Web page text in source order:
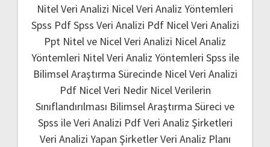
Nitel Veri Analizi Nicel Veri Analiz Yöntemleri
Spss PdfSpss Veri Analizi Pdf Nicel Veri Analizi
Ppt Nitel ve Nicel Veri Analizi Nicel Analiz
Yöntemleri Nitel Veri Analiz Yöntemleri Spss ile
Bilimsel Araştırma Sürecinde Nicel Veri Analizi
Pdf Nicel Veri Nedir Nicel Verilerin
Sınıflandırılması Bilimsel Araştırma Süreci ve
Spss ile Veri Analizi PdfVeri Analiz Şirketleri
Veri Analizi Yapan ŞirketlerVeri Analiz Planı